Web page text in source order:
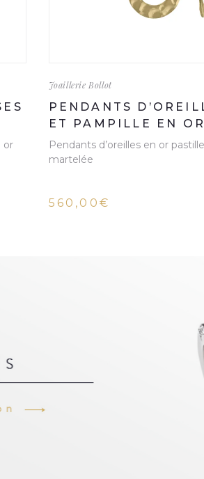
or
Joaillerie Bollot
PENDANTS
ET PAMPILLE EN
Pendants d’oreilles en or
martelée
560,00€